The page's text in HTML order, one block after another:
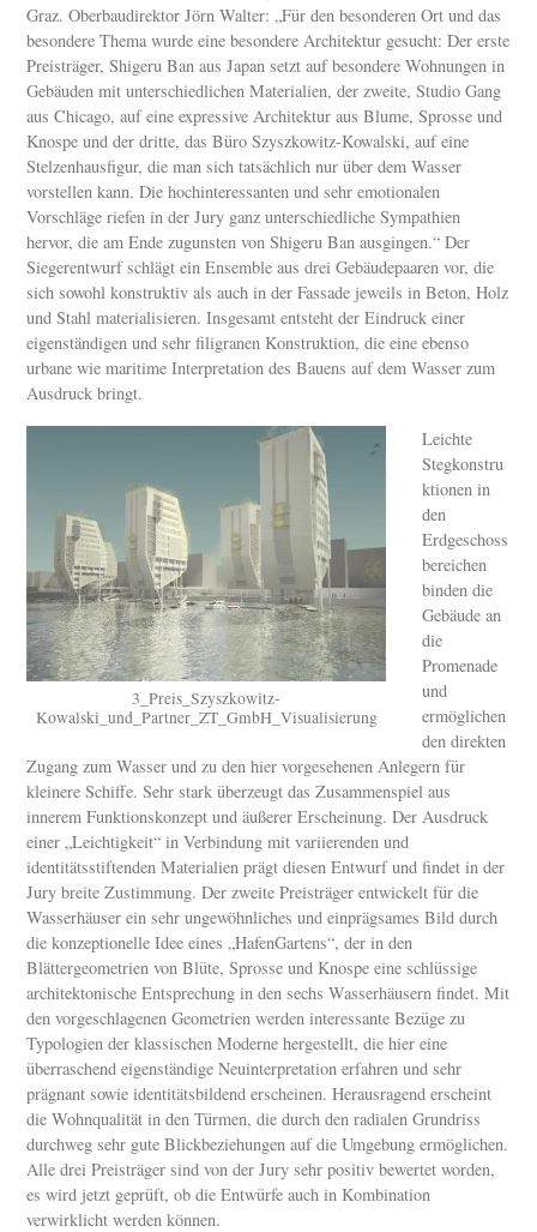
Graz. Oberbaudirektor Jörn Walter: „Für den besonderen Ort und das
besondere Thema wurde eine besondere Architektur gesucht: Der erste
Preisträger, Shigeru Ban aus Japan setzt auf besondere Wohnungen in
Gebäuden mit unterschiedlichen Materialien, der zweite, Studio Gang
aus Chicago, auf eine expressive Architektur aus Blume, Sprosse und
Knospe und der dritte, das Büro Szyszkowitz-Kowalski, auf eine
Stelzenhausfigur, die man sich tatsächlich nur über dem Wasser
vorstellen kann. Die hochinteressanten und sehr emotionalen
Vorschläge riefen in der Jury ganz unterschiedliche Sympathien
hervor, die am Ende zugunsten von Shigeru Ban ausgingen.“ Der
Siegerentwurf schlägt ein Ensemble aus drei Gebäudepaaren vor, die
sich sowohl konstruktiv als auch in der Fassade jeweils in Beton, Holz
und Stahl materialisieren. Insgesamt entsteht der Eindruck einer
eigenständigen und sehr filigranen Konstruktion, die eine ebenso
urbane wie maritime Interpretation des Bauens auf dem Wasser zum
Ausdruck bringt.
3_Preis_Szyszkowitz-
Kowalski_und_Partner_ZT_GmbH_Visualisierung
Leichte
Stegkonstru
ktionen in
den
Erdgeschoss
bereichen
binden die
Gebäude an
die
Promenade
und
ermöglichen
den direkten
Zugang zum Wasser und zu den hier vorgesehenen Anlegern für
kleinere Schiffe. Sehr stark überzeugt das Zusammenspiel aus
innerem Funktionskonzept und äußerer Erscheinung. Der Ausdruck
einer „Leichtigkeit“ in Verbindung mit variierenden und
identitätsstiftenden Materialien prägt diesen Entwurf und findet in der
Jury breite Zustimmung. Der zweite Preisträger entwickelt für die
Wasserhäuser ein sehr ungewöhnliches und einprägsames Bild durch
die konzeptionelle Idee eines „HafenGartens“, der in den
Blättergeometrien von Blüte, Sprosse und Knospe eine schlüssige
architektonische Entsprechung in den sechs Wasserhäusern findet. Mit
den vorgeschlagenen Geometrien werden interessante Bezüge zu
Typologien der klassischen Moderne hergestellt, die hier eine
überraschend eigenständige Neuinterpretation erfahren und sehr
prägnant sowie identitätsbildend erscheinen. Herausragend erscheint
die Wohnqualität in den Türmen, die durch den radialen Grundriss
durchweg sehr gute Blickbeziehungen auf die Umgebung ermöglichen.
Alle drei Preisträger sind von der Jury sehr positiv bewertet worden,
es wird jetzt geprüft, ob die Entwürfe auch in Kombination
verwirklicht werden können.